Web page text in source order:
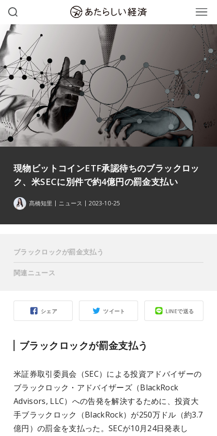
現物ビットコインETF承認待ちのブラックロッ
ク、米SECに別件で約4億円の罰金支払い
髙橋知里 ニュース 2023-10-25
シェア ツイート LINEで送る
ブラックロックが罰金支払う
米証券取引委員会（SEC）による投資アドバイザーの
ブラックロック・アドバイザーズ（BlackRock
Advisors, LLC）への告発を解決するために、投資大
手ブラックロック（BlackRock）が250万ドル（約3.7
億円）の罰金を支払った。SECが10月24日発表し
ブラックロックが罰金支払う
関連ニュース